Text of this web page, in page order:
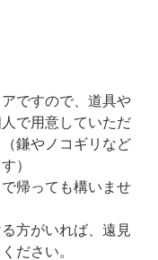
ですので、道具や
で用意していただ
鎌やノコギリなど
）
帰っても構いませ
方がいれば、遠見
ださい。